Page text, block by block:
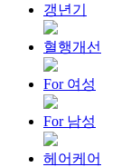
갱년기
혈행개선
For 여성
For 남성
헤어케어